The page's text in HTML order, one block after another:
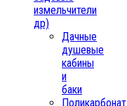
измельчители
др)
Дачные
душевые
кабины
и
баки
Поликарбонат